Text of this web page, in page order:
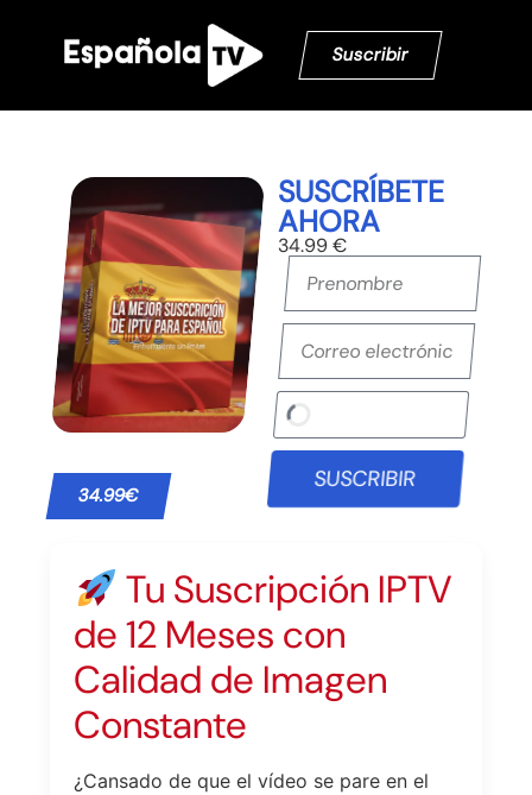
Suscribir
34.99€
SUSCRÍBETE
AHORA
34.99 €
SUSCRIBIR
Tu Suscripción IPTV
de 12 Meses con
Calidad de Imagen
Constante
¿Cansado de que el vídeo se pare en el